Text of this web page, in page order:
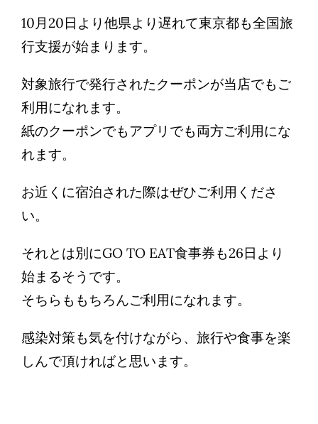
10月20日より他県より遅れて東京都も全国旅
行支援が始まります。
対象旅行で発行されたクーポンが当店でもご
利用になれます。
紙のクーポンでもアプリでも両方ご利用にな
れます。
お近くに宿泊された際はぜひご利用くださ
い。
それとは別にGO TO EAT食事券も26日より
始まるそうです。
そちらももちろんご利用になれます。
感染対策も気を付けながら、旅行や食事を楽
しんで頂ければと思います。